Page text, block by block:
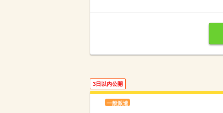
3日以内公開
一般派遣